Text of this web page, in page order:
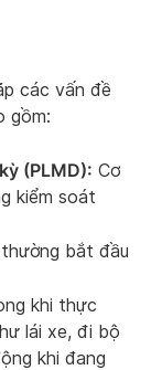
các vấn đề
gồm:
(PLMD): Cơ
kiểm soát
bắt đầu
khi thực
lái xe, đi bộ
khi đang